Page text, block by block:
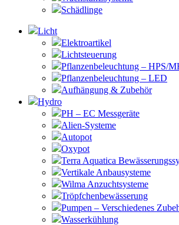
Schädlinge
Licht
Elektroartikel
Lichtsteuerung
Pflanzenbeleuchtung – HPS/
Pflanzenbeleuchtung – LED
Aufhängung & Zubehör
Hydro
PH – EC Messgeräte
Alien-Systeme
Autopot
Oxypot
Terra Aquatica
Vertikale Anbausysteme
Wilma Anzuchtsysteme
Tröpfchenbewässerung
Pumpen – Verschiedenes
Wasserkühlung